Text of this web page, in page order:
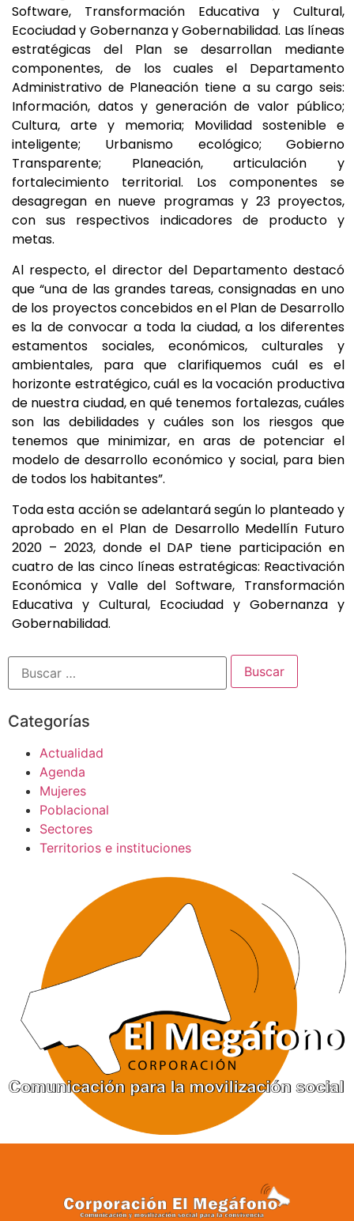
Software, Transformación Educativa y Cultural,
Ecociudad y Gobernanza y Gobernabilidad. Las líneas
estratégicas del Plan se desarrollan mediante
componentes, de los cuales el Departamento
Administrativo de Planeación tiene a su cargo seis:
Información, datos y generación de valor público;
Cultura, arte y memoria; Movilidad sostenible e
inteligente; Urbanismo ecológico; Gobierno
Transparente; Planeación, articulación y
fortalecimiento territorial. Los componentes se
desagregan en nueve programas y 23 proyectos,
con sus respectivos indicadores de producto y
metas.
Al respecto, el director del Departamento destacó
que “una de las grandes tareas, consignadas en uno
de los proyectos concebidos en el Plan de Desarrollo
es la de convocar a toda la ciudad, a los diferentes
estamentos sociales, económicos, culturales y
ambientales, para que clarifiquemos cuál es el
horizonte estratégico, cuál es la vocación productiva
de nuestra ciudad, en qué tenemos fortalezas, cuáles
son las debilidades y cuáles son los riesgos que
tenemos que minimizar, en aras de potenciar el
modelo de desarrollo económico y social, para bien
de todos los habitantes”.
Toda esta acción se adelantará según lo planteado y
aprobado en el Plan de Desarrollo Medellín Futuro
2020 – 2023, donde el DAP tiene participación en
cuatro de las cinco líneas estratégicas: Reactivación
Económica y Valle del Software, Transformación
Educativa y Cultural, Ecociudad y Gobernanza y
Gobernabilidad.
Categorías
Actualidad
Agenda
Mujeres
Poblacional
Sectores
Territorios e instituciones